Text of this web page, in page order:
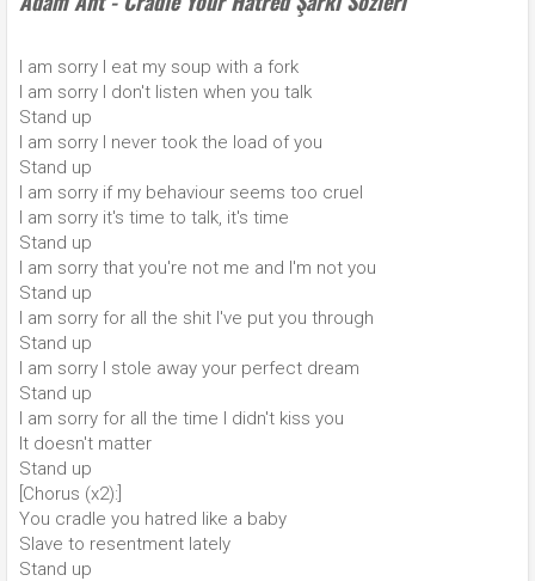
I am sorry I eat my soup with a fork
I am sorry I don't listen when you talk
Stand up
I am sorry I never took the load of you
Stand up
I am sorry if my behaviour seems too cruel
I am sorry it's time to talk, it's time
Stand up
I am sorry that you're not me and I'm not you
Stand up
I am sorry for all the shit I've put you through
Stand up
I am sorry I stole away your perfect dream
Stand up
I am sorry for all the time I didn't kiss you
It doesn't matter
Stand up
[Chorus (x2):]
You cradle you hatred like a baby
Slave to resentment lately
Stand up